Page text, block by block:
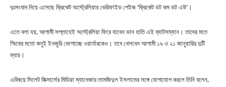
দুঃসংবাদ নিয়ে এসেছে ক্রিকেট অস্ট্রেলিয়ার ভেরিফাইড পেইজ ‘ক্রিকেট ডট কম ডট এউ’।
এতে বলা হয়, আগামী সপ্তাহেই অস্ট্রেলিয়া ফিরে যাবেন ডান হাতি এই ব্যাটসম্যান। তাদের মতে
স্মিথের মতো কনুই ইনজুরি ভোগাচ্ছে ওয়ার্নারকেও। তবে খেলবেন আগামী ১৯ ও ২১ জানুয়ারির দুটি
ম্যাচ।
এবিষয়ে সিলেট সিক্সার্সের মিডিয়া ম্যানেজার তামজিদুল ইসলামের সঙ্গে যোগাযোগ করলে তিনি বলেন,